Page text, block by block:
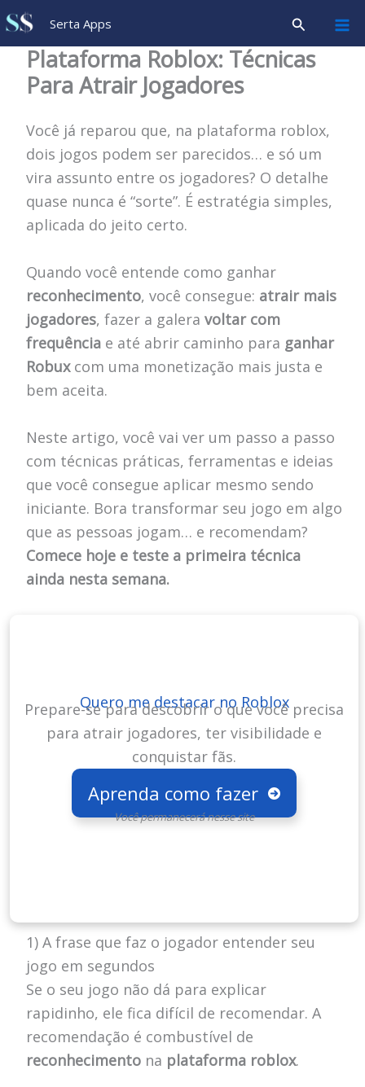
Ir
para
conteúdo
Serta Apps Pesquisar
Plataforma Roblox: Técnicas
Para Atrair Jogadores
Você já reparou que, na plataforma roblox,
dois jogos podem ser parecidos… e só um
vira assunto entre os jogadores? O detalhe
quase nunca é “sorte”. É estratégia simples,
aplicada do jeito certo.
Quando você entende como ganhar
reconhecimento, você consegue: atrair mais
jogadores, fazer a galera voltar com
frequênciae até abrir caminho para ganhar
Robuxcom uma monetização mais justa e
bem aceita.
Neste artigo, você vai ver um passo a passo
com técnicas práticas, ferramentas e ideias
que você consegue aplicar mesmo sendo
iniciante. Bora transformar seu jogo em algo
que as pessoas jogam… e recomendam?
Comece hoje e teste a primeira técnica
ainda nesta semana.
Quero me destacar no Roblox
Prepare-se para descobrir o que você precisa
para atrair jogadores, ter visibilidade e
conquistar fãs.
Aprenda como fazer
Você permanecerá nesse site
1) A frase que faz o jogador entender seu
jogo em segundos
Se o seu jogo não dá para explicar
rapidinho, ele fica difícil de recomendar. A
recomendação é combustível de
reconhecimentona plataforma roblox.